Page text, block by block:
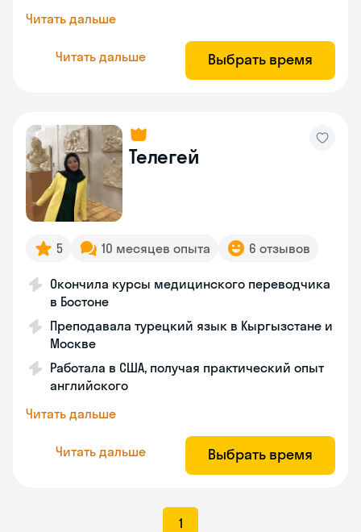
Читать дальше
Читать дальше Выбрать время
Телегей
5 10 месяцев опыта 6 отзывов
Окончила курсы медицинского переводчика
в Бостоне
Преподавала турецкий язык в Кыргызстане и
Москве
Работала в США, получая практический опыт
английского
Читать дальше
Читать дальше Выбрать время
1